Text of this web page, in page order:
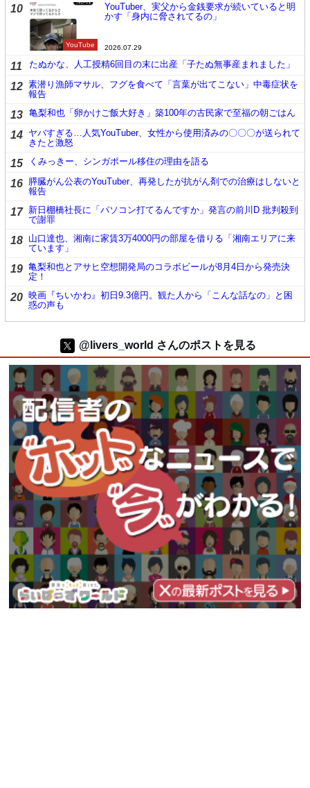
10
YouTube
YouTuber、実父から金銭要求が続いていると明
かす「身内に脅されてるの」
2026.07.29
11 たぬかな、人工授精6回目の末に出産「子たぬ無事産まれました」
12 素潜り漁師マサル、フグを食べて「言葉が出てこない」中毒症状を
報告
13 亀梨和也「卵かけご飯大好き」築100年の古民家で至福の朝ごはん
14 ヤバすぎる…人気YouTuber、女性から使用済みの〇〇〇が送られて
きたと激怒
15 くみっきー、シンガポール移住の理由を語る
16 膵臓がん公表のYouTuber、再発したが抗がん剤での治療はしないと
報告
17 新日棚橋社長に「パソコン打てるんですか」発言の前川D 批判殺到
で謝罪
18 山口達也、湘南に家賃3万4000円の部屋を借りる「湘南エリアに来
ています」
19 亀梨和也とアサヒ空想開発局のコラボビールが8月4日から発売決
定！
20 映画『ちいかわ』初日9.3億円。観た人から「こんな話なの」と困
惑の声も
@livers_world さんのポストを見る